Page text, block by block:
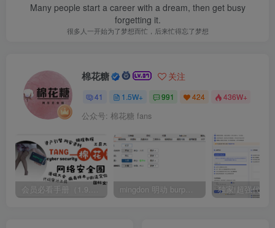
Many people start a career with a dream, then get busy
forgetting it.
很多人一开始为了梦想而忙，后来忙得忘了梦想
棉花糖 关注
41 1.5W+ 991 424 436W+
公众号: 棉花糖 fans
会员必看手册（1.9.0版本 26.4.5更新） mingdon 明动 burp插件0.2.6版本 本地时间校验去除版